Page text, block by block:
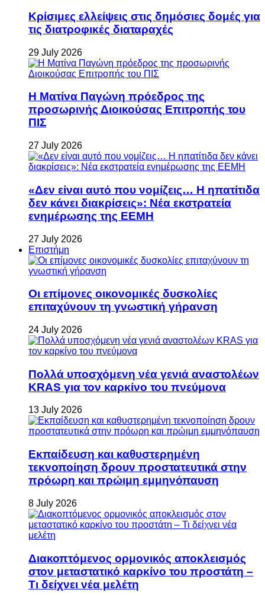
Κρίσιμες ελλείψεις στις δημόσιες δομές για
τις διατροφικές διαταραχές
29 July 2026
Η Ματίνα Παγώνη πρόεδρος της
προσωρινής Διοικούσας Επιτροπής του
ΠΙΣ
27 July 2026
«Δεν είναι αυτό που νομίζεις… Η ηπατίτιδα
δεν κάνει διακρίσεις»: Νέα εκστρατεία
ενημέρωσης της ΕΕΜΗ
27 July 2026
Επιστήμη
Οι επίμονες οικονομικές δυσκολίες
επιταχύνουν τη γνωστική γήρανση
24 July 2026
Πολλά υποσχόμενη νέα γενιά αναστολέων
KRAS για τον καρκίνο του πνεύμονα
13 July 2026
Εκπαίδευση και καθυστερημένη
τεκνοποίηση δρουν προστατευτικά στην
πρόωρη και πρώιμη εμμηνόπαυση
8 July 2026
Διακοπτόμενος ορμονικός αποκλεισμός
στον μεταστατικό καρκίνο του προστάτη –
Τι δείχνει νέα μελέτη